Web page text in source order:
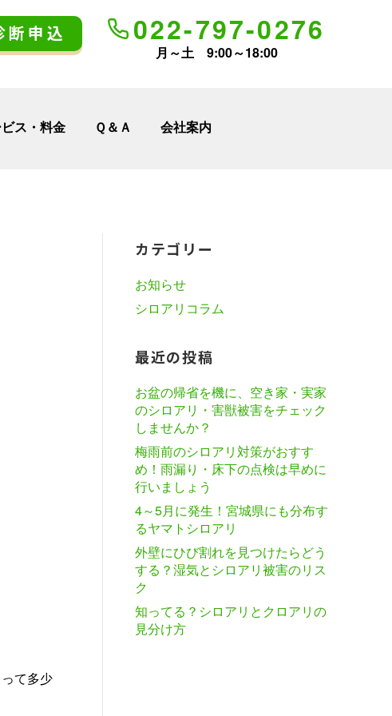
断申込 022-797-0276
月～土 9:00～18:00
ス・料金 Ｑ＆Ａ 会社案内
て多少
カテゴリー
お知らせ
シロアリコラム
最近の投稿
お盆の帰省を機に、空き家・実家
のシロアリ・害獣被害をチェック
しませんか？
梅雨前のシロアリ対策がおすす
め！雨漏り・床下の点検は早めに
行いましょう
4～5月に発生！宮城県にも分布す
るヤマトシロアリ
外壁にひび割れを見つけたらどう
する？湿気とシロアリ被害のリス
ク
知ってる？シロアリとクロアリの
見分け方